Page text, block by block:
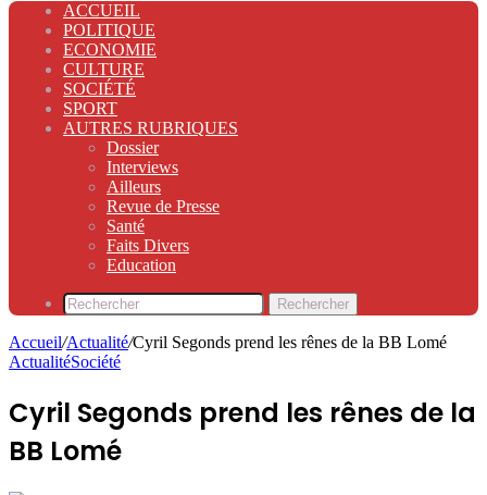
ACCUEIL
POLITIQUE
ECONOMIE
CULTURE
SOCIÉTÉ
SPORT
AUTRES RUBRIQUES
Dossier
Interviews
Ailleurs
Revue de Presse
Santé
Faits Divers
Education
Rechercher
Accueil/Actualité/Cyril Segonds prend les rênes de la BB Lomé
ActualitéSociété
Cyril Segonds prend les rênes de la
BB Lomé